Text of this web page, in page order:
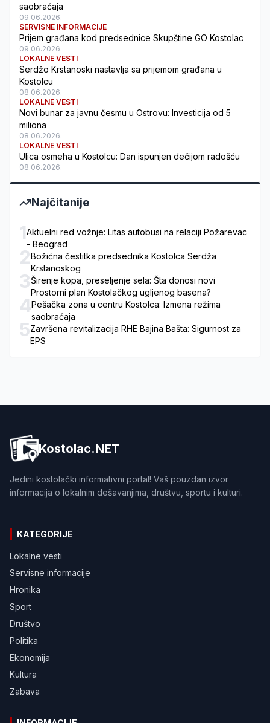
saobraćaja
09.06.2026.
SERVISNE INFORMACIJE
Prijem građana kod predsednice Skupštine GO Kostolac
09.06.2026.
LOKALNE VESTI
Serdžo Krstanoski nastavlja sa prijemom građana u
Kostolcu
08.06.2026.
LOKALNE VESTI
Novi bunar za javnu česmu u Ostrovu: Investicija od 5
miliona
08.06.2026.
LOKALNE VESTI
Ulica osmeha u Kostolcu: Dan ispunjen dečijom radošću
08.06.2026.
Najčitanije
1Aktuelni red vožnje: Litas autobusi na relaciji Požarevac
- Beograd
2Božićna čestitka predsednika Kostolca Serdža
Krstanoskog
3Širenje kopa, preseljenje sela: Šta donosi novi
Prostorni plan Kostolačkog ugljenog basena?
4Pešačka zona u centru Kostolca: Izmena režima
saobraćaja
5Završena revitalizacija RHE Bajina Bašta: Sigurnost za
EPS
Kostolac.NET
Jedini kostolački informativni portal! Vaš pouzdan izvor
informacija o lokalnim dešavanjima, društvu, sportu i kulturi.
KATEGORIJE
Lokalne vesti
Servisne informacije
Hronika
Sport
Društvo
Politika
Ekonomija
Kultura
Zabava